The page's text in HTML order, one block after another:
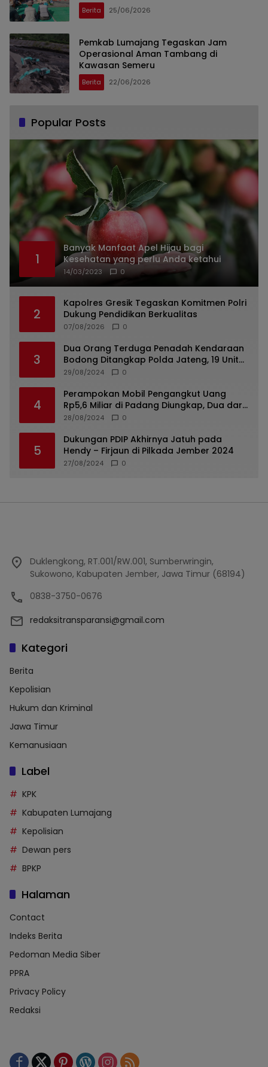
Berita 25/06/2026
Pemkab Lumajang Tegaskan Jam
Operasional Aman Tambang di
Kawasan Semeru
Berita 22/06/2026
Popular Posts
1
Banyak Manfaat Apel Hijau bagi
Kesehatan yang perlu Anda ketahui
14/03/2023 0
2
Kapolres Gresik Tegaskan Komitmen Polri
Dukung Pendidikan Berkualitas
07/08/2026 0
3
Dua Orang Terduga Penadah Kendaraan
Bodong Ditangkap Polda Jateng, 19 Unit
Roda Empat Diamankan
29/08/2024 0
4
Perampokan Mobil Pengangkut Uang
Rp5,6 Miliar di Padang Diungkap, Dua dari
Tiga Tersangka Merupakan Oknum Polisi
28/08/2024 0
5
Dukungan PDIP Akhirnya Jatuh pada
Hendy – Firjaun di Pilkada Jember 2024
27/08/2024 0
Duklengkong, RT.001/RW.001, Sumberwringin,
Sukowono, Kabupaten Jember, Jawa Timur (68194)
0838-3750-0676
redaksitransparansi@gmail.com
Kategori
Berita
Kepolisian
Hukum dan Kriminal
Jawa Timur
Kemanusiaan
Label
KPK
Kabupaten Lumajang
Kepolisian
Dewan pers
BPKP
Halaman
Contact
Indeks Berita
Pedoman Media Siber
PPRA
Privacy Policy
Redaksi